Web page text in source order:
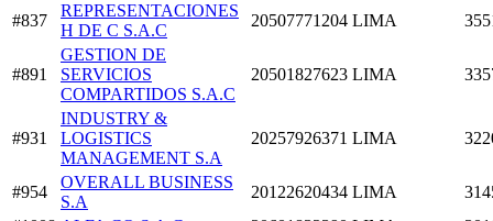
#837
REPRESENTACIONES
H DE C S.A.C
20507771204 LIMA
#891
GESTION DE
SERVICIOS
COMPARTIDOS S.A.C
20501827623 LIMA
#931
INDUSTRY &
LOGISTICS
MANAGEMENT S.A
20257926371 LIMA
#954
OVERALL BUSINESS
S.A
20122620434 LIMA